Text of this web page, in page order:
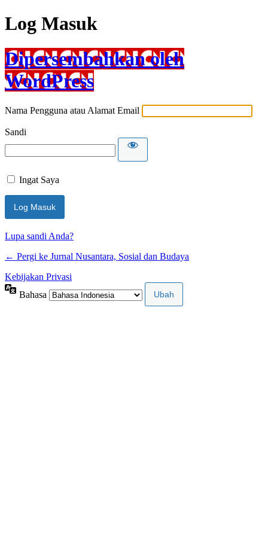
Log Masuk
Dipersembahkan oleh
WordPress
Nama Pengguna atau Alamat Email
Sandi
Ingat Saya
Lupa sandi Anda?
← Pergi ke Jurnal Nusantara, Sosial dan Budaya
Kebijakan Privasi
Bahasa